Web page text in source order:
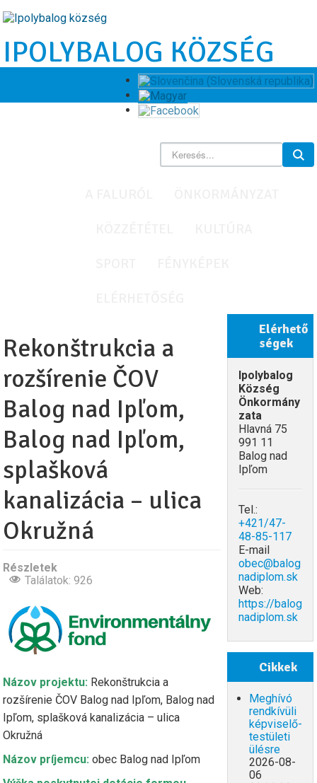
IPOLYBALOG KÖZSÉG
Rekonštrukcia a
rozšírenie ČOV
Balog nad Ipľom,
Balog nad Ipľom,
splašková
kanalizácia – ulica
Okružná
Részletek
Találatok: 926
Názov projektu: Rekonštrukcia a
rozšírenie ČOV Balog nad Ipľom, Balog nad
Ipľom, splašková kanalizácia – ulica
Okružná
Názov príjemcu: obec Balog nad Ipľom
Elérhető
ségek
Ipolybalog
Község
Önkormány
zata
Hlavná 75
991 11
Balog nad
Ipľom
Tel.:
+421/47-
48-85-117
E-mail
obec@balog
nadiplom.sk
Web:
https://balog
nadiplom.sk
Cikkek
Meghívó
rendkívüli
képviselő-
testületi
ülésre
2026-08-
06